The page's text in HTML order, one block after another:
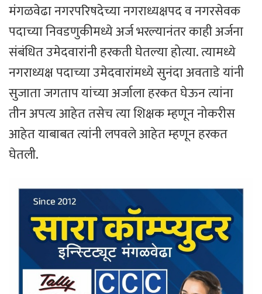
मंगळवेढा नगरपरिषदेच्या नगराध्यक्षपद व नगरसेवक
पदाच्या निवडणुकीमध्ये अर्ज भरल्यानंतर काही अर्जना
संबंधित उमेदवारांनी हरकती घेतल्या होत्या. त्यामध्ये
नगराध्यक्ष पदाच्या उमेदवारांमध्ये सुनंदा अवताडे यांनी
सुजाता जगताप यांच्या अर्जाला हरकत घेऊन त्यांना
तीन अपत्य आहेत तसेच त्या शिक्षक म्हणून नोकरीस
आहेत याबाबत त्यांनी लपवले आहेत म्हणून हरकत
घेतली.